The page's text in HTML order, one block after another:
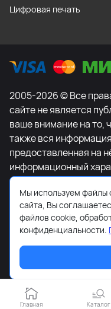
Цифровая печать
2005-2026 © Все
сайте не является
ваше внимание на то,
также вся
предоставленная на
информационный
является публичной
положениями Статьи
Российской
информации о
товаров и (или)
менеджеру сайта с
связи или по
Главная Каталог
Мы используем файлы
сайта, Вы
файлов cookie,
конфиденциальности.